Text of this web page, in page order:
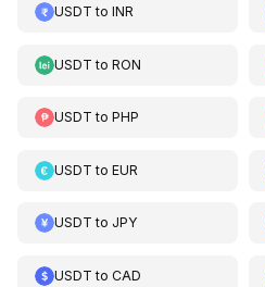
USDT to INR
USDT to RON
USDT to PHP
USDT to EUR
USDT to JPY
USDT to CAD